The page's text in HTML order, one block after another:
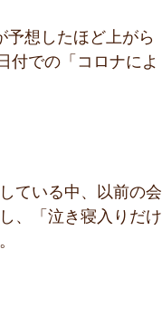
予想したほど上がら
付での「コロナによ
ている中、以前の会
、「泣き寝入りだけ